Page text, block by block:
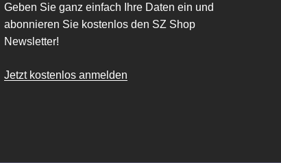
Geben Sie ganz einfach Ihre Daten ein und
abonnieren Sie kostenlos den SZ Shop
Newsletter!
Jetzt kostenlos anmelden